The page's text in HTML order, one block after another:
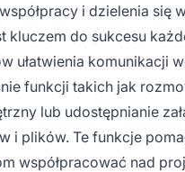
i dzielenia się
kluczem do sukcesu
ułatwienia komunikacji
funkcji takich jak
lub udostępnianie
i plików. Te funkcje
współpracować nad